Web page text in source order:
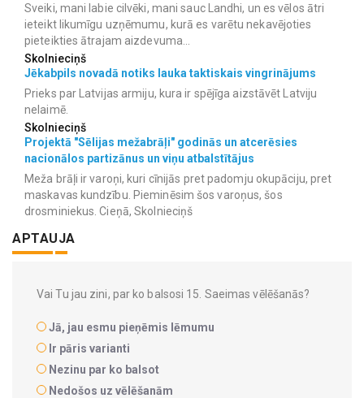
Sveiki, mani labie cilvēki, mani sauc Landhi, un es vēlos ātri
ieteikt likumīgu uzņēmumu, kurā es varētu nekavējoties
pieteikties ātrajam aizdevuma...
Skolnieciņš
Jēkabpils novadā notiks lauka taktiskais vingrinājums
Prieks par Latvijas armiju, kura ir spējīga aizstāvēt Latviju
nelaimē.
Skolnieciņš
Projektā "Sēlijas mežabrāļi" godinās un atcerēsies
nacionālos partizānus un viņu atbalstītājus
Meža brāļi ir varoņi, kuri cīnijās pret padomju okupāciju, pret
maskavas kundzību. Pieminēsim šos varoņus, šos
drosminiekus. Cieņā, Skolnieciņš
APTAUJA
Vai Tu jau zini, par ko balsosi 15. Saeimas vēlēšanās?
Jā, jau esmu pieņēmis lēmumu
Ir pāris varianti
Nezinu par ko balsot
Nedošos uz vēlēšanām